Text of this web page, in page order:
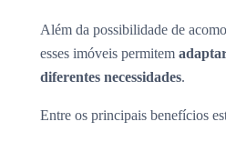
Além da possibilidade de
esses imóveis permitem
diferentes necessidades.
Entre os principais benefícios